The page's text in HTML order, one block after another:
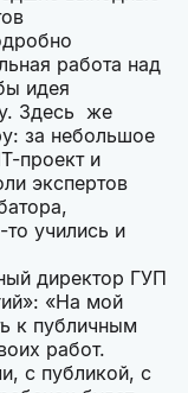
работа над
идея
Здесь же
за небольшое
проект и
экспертов
учились и
директор ГУП
«На мой
к публичным
работ.
с публикой, с